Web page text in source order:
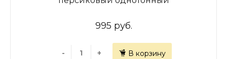
995 руб.
- + В корзину